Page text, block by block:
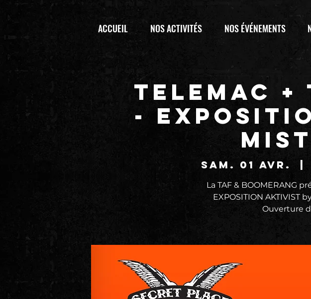
ACCUEIL NOS ACTIVITÉS NOS ÉVÉNEMENTS
TELEMAC +
-
sam. 01 avr.
La TAF & BOOMERANG
EXPOSITION AKTIVIST
Ouverture